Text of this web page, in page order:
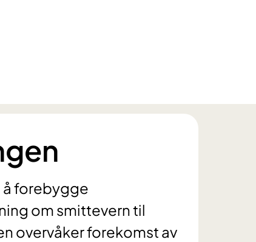
forebygge
om smittevern til
overvåker forekomst av